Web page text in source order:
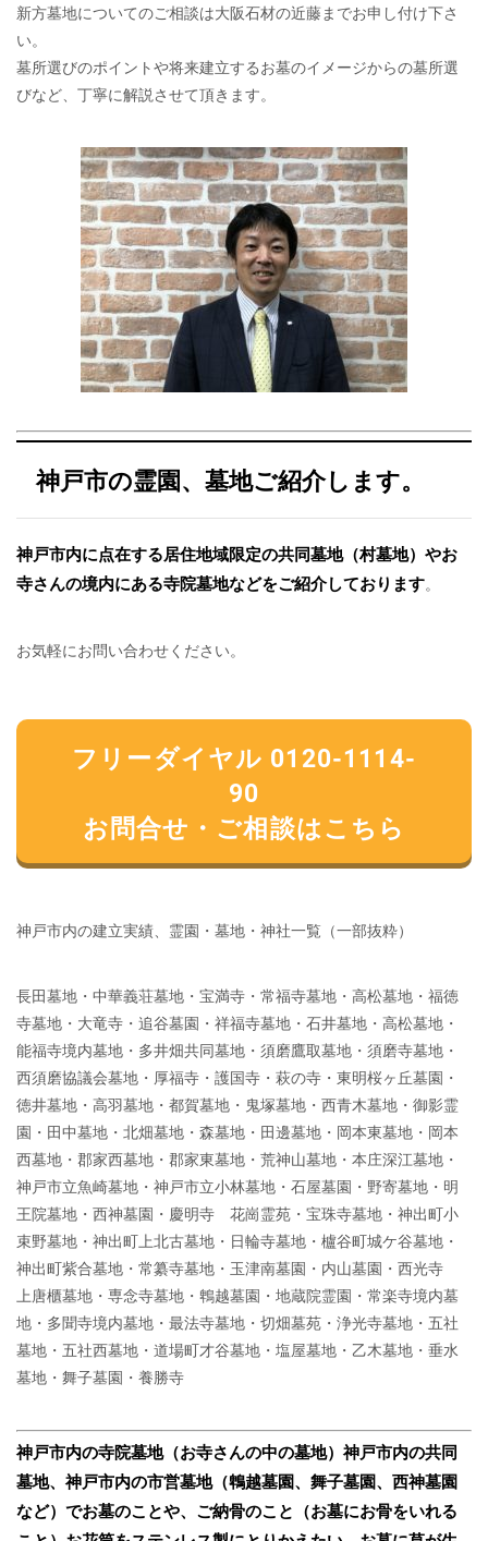
新方墓地についてのご相談は大阪石材の近藤までお申し付け下さ
い。
墓所選びのポイントや将来建立するお墓のイメージからの墓所選
びなど、丁寧に解説させて頂きます。
神戸市の霊園、墓地ご紹介します。
神戸市内に点在する居住地域限定の共同墓地（村墓地）やお
寺さんの境内にある寺院墓地などをご紹介しております。
お気軽にお問い合わせください。
フリーダイヤル 0120-1114-
90
お問合せ・ご相談はこちら
神戸市内の建立実績、霊園・墓地・神社一覧（一部抜粋）
長田墓地・中華義荘墓地・宝満寺・常福寺墓地・高松墓地・福徳
寺墓地・大竜寺・追谷墓園・祥福寺墓地・石井墓地・高松墓地・
能福寺境内墓地・多井畑共同墓地・須磨鷹取墓地・須磨寺墓地・
西須磨協議会墓地・厚福寺・護国寺・萩の寺・東明桜ヶ丘墓園・
徳井墓地・高羽墓地・都賀墓地・鬼塚墓地・西青木墓地・御影霊
園・田中墓地・北畑墓地・森墓地・田邊墓地・岡本東墓地・岡本
西墓地・郡家西墓地・郡家東墓地・荒神山墓地・本庄深江墓地・
神戸市立魚崎墓地・神戸市立小林墓地・石屋墓園・野寄墓地・明
王院墓地・西神墓園・慶明寺 花崗霊苑・宝珠寺墓地・神出町小
束野墓地・神出町上北古墓地・日輪寺墓地・櫨谷町城ケ谷墓地・
神出町紫合墓地・常纂寺墓地・玉津南墓園・内山墓園・西光寺
上唐櫃墓地・専念寺墓地・鵯越墓園・地蔵院霊園・常楽寺境内墓
地・多聞寺境内墓地・最法寺墓地・切畑墓苑・浄光寺墓地・五社
墓地・五社西墓地・道場町才谷墓地・塩屋墓地・乙木墓地・垂水
墓地・舞子墓園・養勝寺
神戸市内の寺院墓地（お寺さんの中の墓地） 神戸市内の共同
墓地、神戸市内の市営墓地（鵯越墓園、舞子墓園、西神墓園
など）でお墓のことや、ご納骨のこと（お墓にお骨をいれる